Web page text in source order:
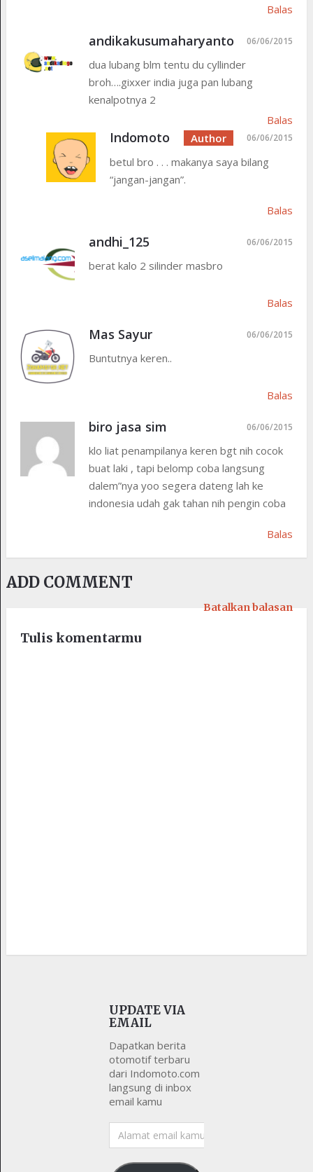
Balas
andikakusumaharyanto 06/06/2015
dua lubang blm tentu du cyllinder
broh….gixxer india juga pan lubang
kenalpotnya 2
Balas
Indomoto 06/06/2015
betul bro . . . makanya saya bilang
“jangan-jangan”.
Balas
andhi_125 06/06/2015
berat kalo 2 silinder masbro
Balas
Mas Sayur 06/06/2015
Buntutnya keren..
Balas
biro jasa sim 06/06/2015
klo liat penampilanya keren bgt nih cocok
buat laki , tapi belomp coba langsung
dalem”nya yoo segera dateng lah ke
indonesia udah gak tahan nih pengin coba
Balas
ADD COMMENT
Tulis komentarmu
Batalkan balasan
UPDATE VIA
EMAIL
Dapatkan berita
otomotif terbaru
dari Indomoto.com
langsung di inbox
email kamu
Alamat
email